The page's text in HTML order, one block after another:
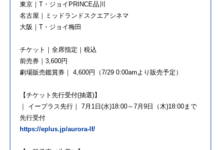
東京｜T・ジョイPRINCE品川
名古屋｜ミッドランドスクエアシネマ
大阪｜T・ジョイ梅田
チケット｜全席指定｜税込
前売券｜3,600円
劇場販売鑑賞券｜ 4,600円（7/29 0:00amより販売予定）
【チケット先行受付(抽選)】
｜ イープラス先行｜ 7月1日(水)18:00～7月9日（木)18:00まで
先行受付
https://eplus.jp/aurora-lf/